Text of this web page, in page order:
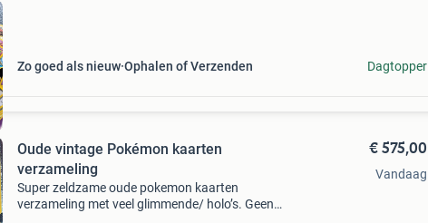
Zo goed als nieuw Ophalen of Verzenden Dagtopper
Oude vintage Pokémon kaarten
verzameling
Super zeldzame oude pokemon kaarten
verzameling met veel glimmende/ holo’s. Geen
€ 575,00
Vandaag